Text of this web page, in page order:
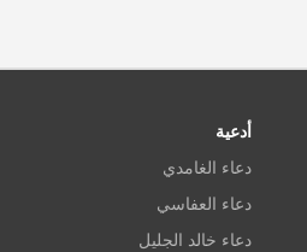
أدعية
دعاء الغامدي
دعاء العفاسي
دعاء خالد الجليل